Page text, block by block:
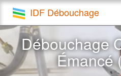
IDF Débouchage
Débouchage
Émancé